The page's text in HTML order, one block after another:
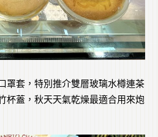
罩套，特別推介雙層玻璃水樽連茶
杯蓋，秋天天氣乾燥最適合用來炮